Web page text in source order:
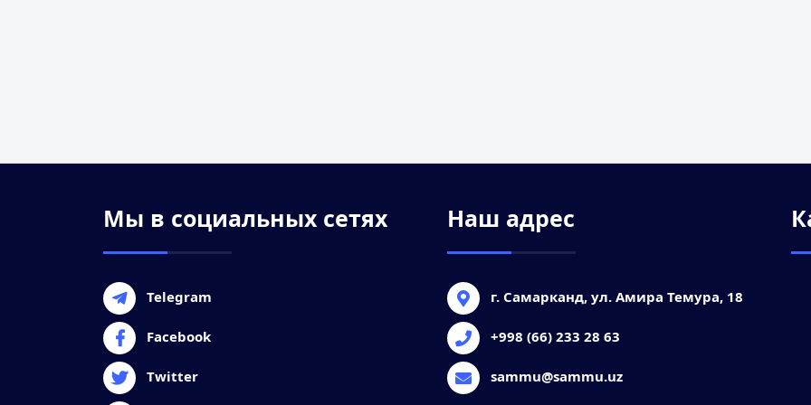
Мы в социальных сетях
Telegram
Facebook
Twitter
Наш адрес
г. Самарканд, ул. Амира Темура, 18
+998 (66) 233 28 63
sammu@sammu.uz